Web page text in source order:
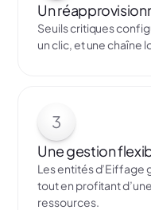
Un
Seuils critiques
un clic, et une chaîne
3
Une gestion
Les entités d’Eiffage
tout en profitant
ressources.